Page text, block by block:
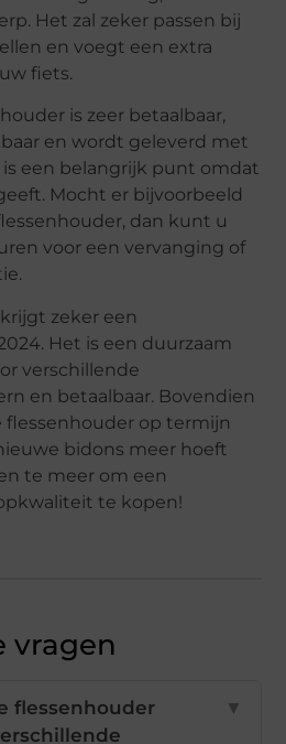
Het zal zeker passen bij
en voegt een extra
fiets.
is zeer betaalbaar,
en wordt geleverd met
is een belangrijk punt omdat
Mocht er bijvoorbeeld
dan kunt u
voor een vervanging of
zeker een
Het is een duurzaam
verschillende
en betaalbaar. Bovendien
flessenhouder op termijn
bidons meer hoeft
te meer om een
te kopen!
vragen
flessenhouder
▼